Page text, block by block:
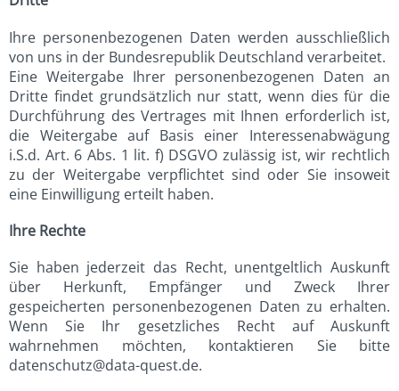
Ihre personenbezogenen Daten werden ausschließlich
von uns in der Bundesrepublik Deutschland verarbeitet.
Eine Weitergabe Ihrer personenbezogenen Daten an
Dritte findet grundsätzlich nur statt, wenn dies für die
Durchführung des Vertrages mit Ihnen erforderlich ist,
die Weitergabe auf Basis einer Interessenabwägung
i.S.d. Art. 6 Abs. 1 lit. f) DSGVO zulässig ist, wir rechtlich
zu der Weitergabe verpflichtet sind oder Sie insoweit
eine Einwilligung erteilt haben.
Ihre Rechte
Sie haben jederzeit das Recht, unentgeltlich Auskunft
über Herkunft, Empfänger und Zweck Ihrer
gespeicherten personenbezogenen Daten zu erhalten.
Wenn Sie Ihr gesetzliches Recht auf Auskunft
wahrnehmen möchten, kontaktieren Sie bitte
datenschutz@data-quest.de.